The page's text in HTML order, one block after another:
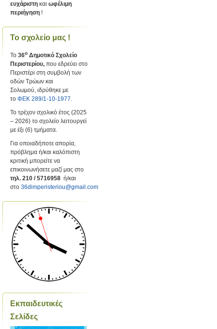
ευχάριστη και ωφέλιμη
περιήγηση !
Το σχολείο μας !
Το 36ο Δημοτικό Σχολείο
Περιστερίου, που εδρεύει στο
Περιστέρι στη συμβολή των
οδών Τρώων και
Σολωμού, ιδρύθηκε με
το ΦΕΚ 289/1-10-1977.
Το τρέχον σχολικό έτος (2025
– 2026) το σχολείο λειτουργεί
με έξι (6) τμήματα.
Για οποιαδήποτε απορία,
πρόβλημα ή/και καλόπιστη
κριτική μπορείτε να
επικοινωνήσετε μαζί μας στο
τηλ. 210 / 5716958 ή/και
στο 36dimperisteriou@gmail.com
Εκπαιδευτικές
Σελίδες